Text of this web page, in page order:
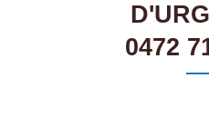
0472